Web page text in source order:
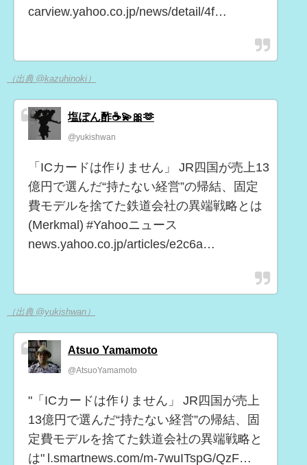
carview.yahoo.co.jp/news/detail/4f…
（出典 @kazuhinoki）
塩ぽん酢☕💫🎀🫶
@yukishwan
「ICカードは作りません」 JR四国が売上13
億円で選んだ“持たない経営”の帰結、固定
費モデルを捨てた鉄道会社の異端戦略とは
(Merkmal) #Yahooニュース
news.yahoo.co.jp/articles/e2c6a…
（出典 @yukishwan）
Atsuo Yamamoto
@AtsuoYamamoto
"「ICカードは作りません」 JR四国が売上
13億円で選んだ“持たない経営”の帰結、固
定費モデルを捨てた鉄道会社の異端戦略と
は" l.smartnews.com/m-7wuITspG/QzF…